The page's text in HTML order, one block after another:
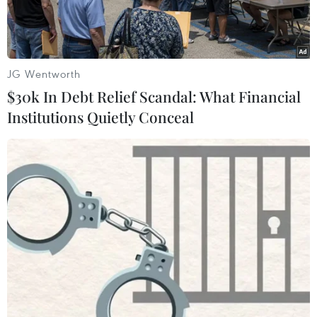
Hình thức đầu tư mua chung bất động sản trên
nền tảng blockchain là mô hình mới mẻ với nhà
đầu tư Việt Nam.
Ngay cả các chủ đầu tư dự án gần đây cũng
quảng bá bán sản phẩm thông qua nền tảng
này. Dù mới xuất hiện tại thị trường Việt Nam
JG Wentworth
$30k In Debt Relief Scandal: What Financial
Institutions Quietly Conceal